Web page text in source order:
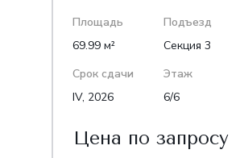
Площадь Подъезд
Срок сдачи
69.99 м² Секция 3
IV, 2026
Этаж
6/6
Цена по запросу